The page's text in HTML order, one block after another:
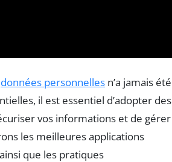
données personnelles n’a jamais été
il est essentiel d’adopter des
vos informations et de gérer
les meilleures applications
que les pratiques